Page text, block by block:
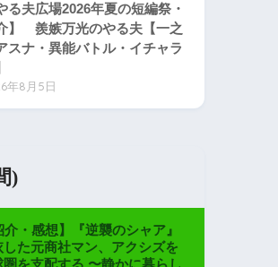
る夫広場2026年夏の短編祭・
】 羨嫉万光のやる夫【一之
スナ・異能バトル・イチャラ
年8月5日
)